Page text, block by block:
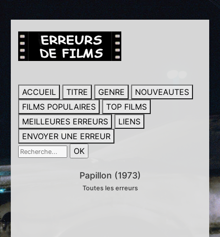
ACCUEIL TITRE GENRE
NOUVEAUTES
FILMS POPULAIRES
TOP FILMS
MEILLEURES ERREURS
LIENS
ENVOYER UNE ERREUR
Papillon (1973)
Toutes les erreurs